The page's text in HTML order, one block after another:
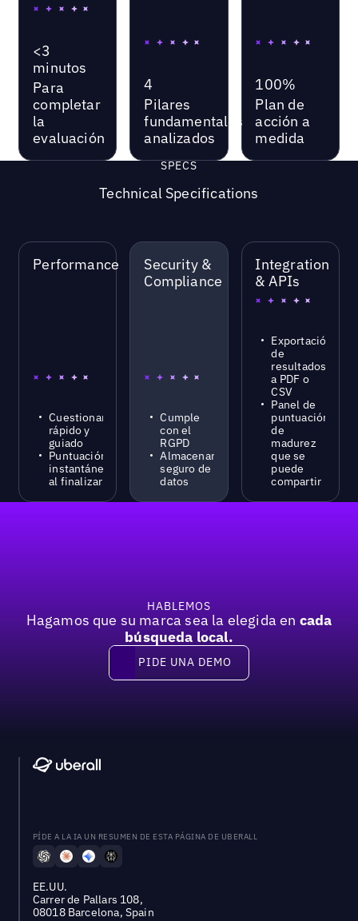
<3
minutos
Para
completar
la
evaluación
4
Pilares
fundamentales
analizados
100%
Plan de
acción a
medida
SPECS
Technical Specifications
Performance
Cuestionario
rápido y
guiado
Puntuación
instantánea
al finalizar
Security &
Compliance
Cumple
con el
RGPD
Almacenamiento
seguro de
datos
Integration
& APIs
Exportación
de
resultados
a PDF o
CSV
Panel de
puntuación
de
madurez
que se
puede
compartir
HABLEMOS
Hagamos que su marca sea la elegida en cada
búsqueda local.
Pide una demo
PIDE UNA DEMO
PÍDE A LA IA UN RESUMEN DE ESTA PÁGINA DE UBERALL
EE.UU.
Carrer de Pallars 108,
08018 Barcelona, Spain